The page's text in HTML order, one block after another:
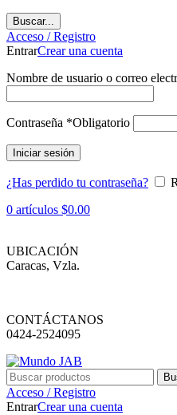
Buscar...
Acceso / Registro
EntrarCrear una cuenta
Nombre de usuario o correo
Contraseña *Obligatorio
Iniciar sesión
¿Has perdido tu contraseña?
0 artículos $0.00
UBICACIÓN
Caracas, Vzla.
CONTÁCTANOS
0424-2524095
Acceso / Registro
EntrarCrear una cuenta